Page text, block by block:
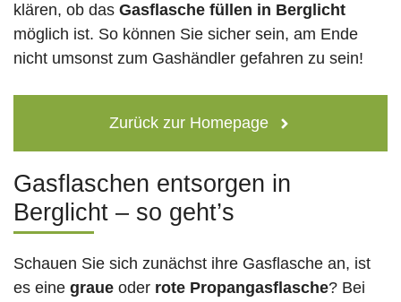
klären, ob das Gasflasche füllen in Berglicht
möglich ist. So können Sie sicher sein, am Ende
nicht umsonst zum Gashändler gefahren zu sein!
Zurück zur Homepage
Gasflaschen entsorgen in
Berglicht – so geht’s
Schauen Sie sich zunächst ihre Gasflasche an, ist
es eine graue oder rote Propangasflasche? Bei